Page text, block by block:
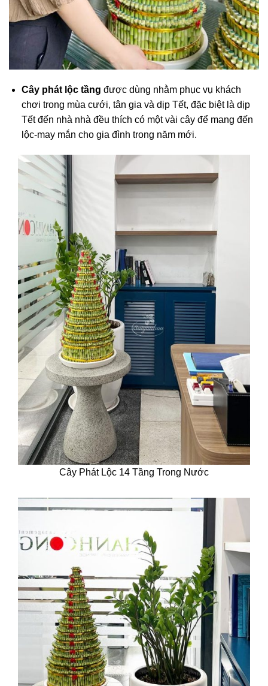
Cây phát lộc tầng được dùng nhằm phục vụ khách
chơi trong mùa cưới, tân gia và dịp Tết, đặc biệt là dịp
Tết đến nhà nhà đều thích có một vài cây để mang đến
lộc-may mắn cho gia đình trong năm mới.
Cây Phát Lộc 14 Tầng Trong Nước